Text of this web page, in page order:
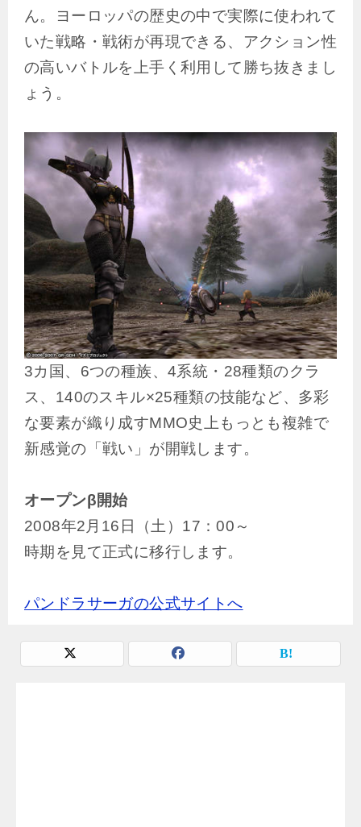
ん。ヨーロッパの歴史の中で実際に使われて
いた戦略・戦術が再現できる、アクション性
の高いバトルを上手く利用して勝ち抜きまし
ょう。
3カ国、6つの種族、4系統・28種類のクラ
ス、140のスキル×25種類の技能など、多彩
な要素が織り成すMMO史上もっとも複雑で
新感覚の「戦い」が開戦します。
オープンβ開始
2008年2月16日（土）17：00～
時期を見て正式に移行します。
パンドラサーガの公式サイトへ